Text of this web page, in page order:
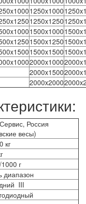
1250x1000
1250x1250
1500x1000
1500x1250
1500x1500
2000x1000
2000x1500
2000x2000
Россия
весы)
кг
г
диапазон
III